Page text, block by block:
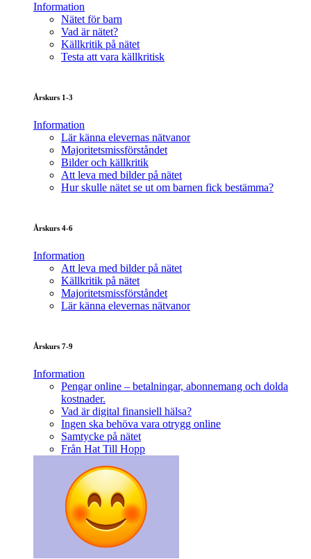
Information
Nätet för barn
Vad är nätet?
Källkritik på nätet
Testa att vara källkritisk
Årskurs 1-3
Information
Lär känna elevernas nätvanor
Majoritetsmissförståndet
Bilder och källkritik
Att leva med bilder på nätet
Hur skulle nätet se ut om barnen fick bestämma?
Årskurs 4-6
Information
Att leva med bilder på nätet
Källkritik på nätet
Majoritetsmissförståndet
Lär känna elevernas nätvanor
Årskurs 7-9
Information
Pengar online – betalningar, abonnemang och dolda
kostnader.
Vad är digital finansiell hälsa?
Ingen ska behöva vara otrygg online
Samtycke på nätet
Från Hat Till Hopp